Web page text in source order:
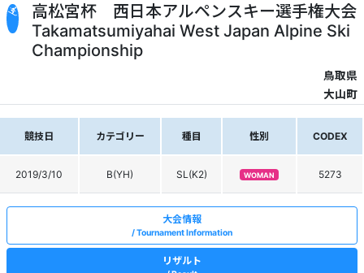
高松宮杯 西日本アルペンスキー選手権大会
Takamatsumiyahai West Japan Alpine Ski
Championship
鳥取県
大山町
競技日 カテゴリー 種目 性別 CODEX
2019/3/10 B(YH) SL(K2) WOMAN 5273
大会情報
Tournament Information
リザルト